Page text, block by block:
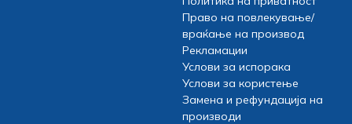
Право на повлекување/
враќање на производ
Рекламации
Услови за испорака
Услови за користење
Замена и рефундација на
производи